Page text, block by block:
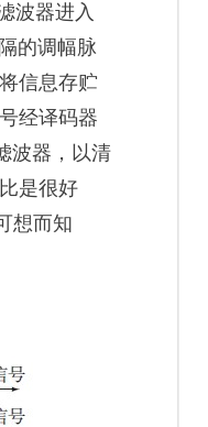
波器进入
的调幅脉
信息存贮
经译码器
波器，以清
是很好
想而知